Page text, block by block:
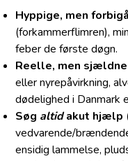
Hyppige, men
(forkammerflimren),
feber de første døgn.
Reelle, men
eller nyrepåvirkning,
dødelighed i Danmark
Søg altidakut hjælp
vedvarende/
ensidig lammelse,